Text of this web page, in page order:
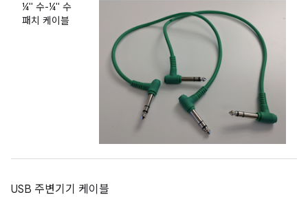
¼" 수-¼" 수
패치 케이블
USB 주변기기 케이블